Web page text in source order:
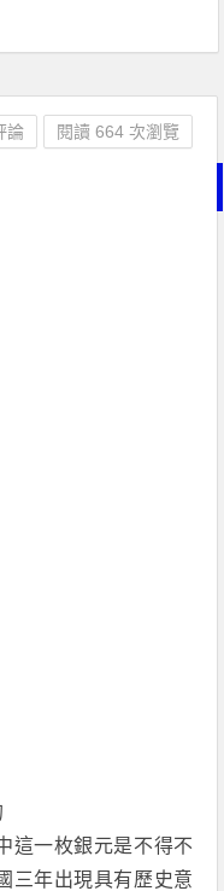
這一枚銀元是不得不
三年出現具有歷史意
論 閱讀 664 次瀏覽